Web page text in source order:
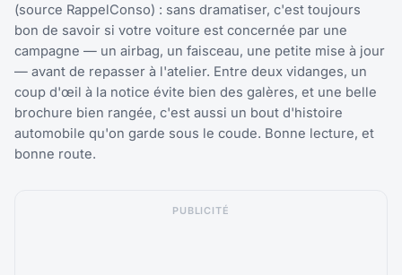
(source RappelConso) : sans dramatiser, c'est toujours
bon de savoir si votre voiture est concernée par une
campagne — un airbag, un faisceau, une petite mise à jour
— avant de repasser à l'atelier. Entre deux vidanges, un
coup d'œil à la notice évite bien des galères, et une belle
brochure bien rangée, c'est aussi un bout d'histoire
automobile qu'on garde sous le coude. Bonne lecture, et
bonne route.
PUBLICITÉ